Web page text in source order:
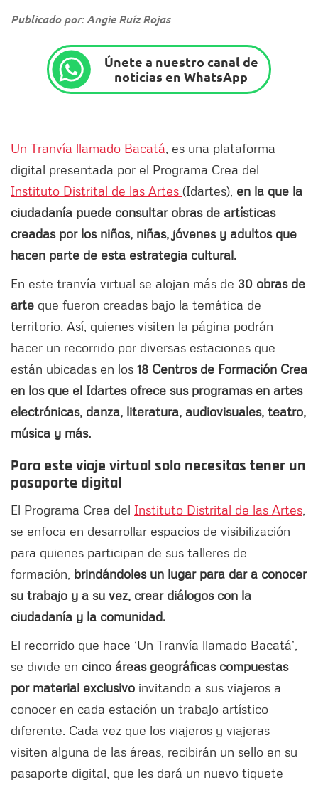
Publicado por: Angie Ruíz Rojas
Únete a nuestro canal de
noticias en WhatsApp
Un Tranvía llamado Bacatá , es una plataforma
digital presentada por el Programa Crea del
Instituto Distrital de las Artes (Idartes), en la que la
ciudadanía puede consultar obras de artísticas
creadas por los niños, niñas, jóvenes y adultos que
hacen parte de esta estrategia cultural.
En este tranvía virtual se alojan más de 30 obras de
arte que fueron creadas bajo la temática de
territorio. Así, quienes visiten la página podrán
hacer un recorrido por diversas estaciones que
están ubicadas en los 18 Centros de Formación Crea
en los que el Idartes ofrece sus programas en artes
electrónicas, danza, literatura, audiovisuales, teatro,
música y más.
Para este viaje virtual solo necesitas tener un
pasaporte digital
El Programa Crea del Instituto Distrital de las Artes
se enfoca en desarrollar espacios de visibilización
para quienes participan de sus talleres de
formación, brindándoles un lugar para dar a conocer
su trabajo y a su vez, crear diálogos con la
ciudadanía y la comunidad.
El recorrido que hace ‘Un Tranvía llamado Bacatá’,
se divide en cinco áreas geográficas compuestas
por material exclusivo invitando a sus viajeros a
conocer en cada estación un trabajo artístico
diferente. Cada vez que los viajeros y viajeras
visiten alguna de las áreas, recibirán un sello en su
pasaporte digital, que les dará un nuevo tiquete